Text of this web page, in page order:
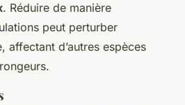
. Réduire de manière
peut perturber
affectant d’autres espèces